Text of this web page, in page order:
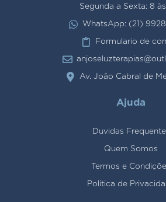
Segunda a Sexta: 8 às
WhatsApp: (21)
Formulario de
Av. João Cabral de
Ajuda
Duvidas
Quem Somos
Termos e
Politica de